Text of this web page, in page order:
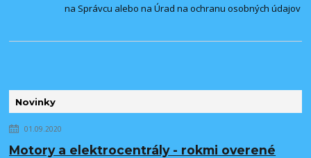
Novinky
01.09.2020
Motory a elektrocentrály - rokmi overené
na Správcu alebo na Úrad na ochranu osobných údajov